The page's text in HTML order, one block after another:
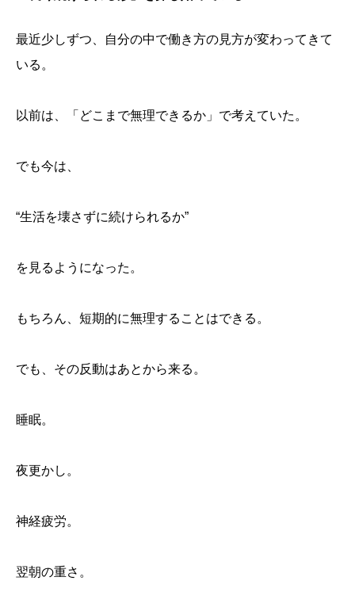
最近少しずつ、自分の中で働き方の見方が変わってきて
いる。
以前は、「どこまで無理できるか」で考えていた。
でも今は、
“生活を壊さずに続けられるか”
を見るようになった。
もちろん、短期的に無理することはできる。
でも、その反動はあとから来る。
睡眠。
夜更かし。
神経疲労。
翌朝の重さ。